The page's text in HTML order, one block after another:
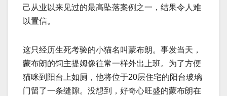
己从业以来见过的最高坠落案例之一，结果令人难
以置信。
这只经历生死考验的小猫名叫蒙布朗。事发当天，
蒙布朗的饲主提姆像往常一样外出上班。为了方便
猫咪到阳台上如厕，他将位于20层住宅的阳台玻璃
门留了一条缝隙。没想到，好奇心旺盛的蒙布朗在